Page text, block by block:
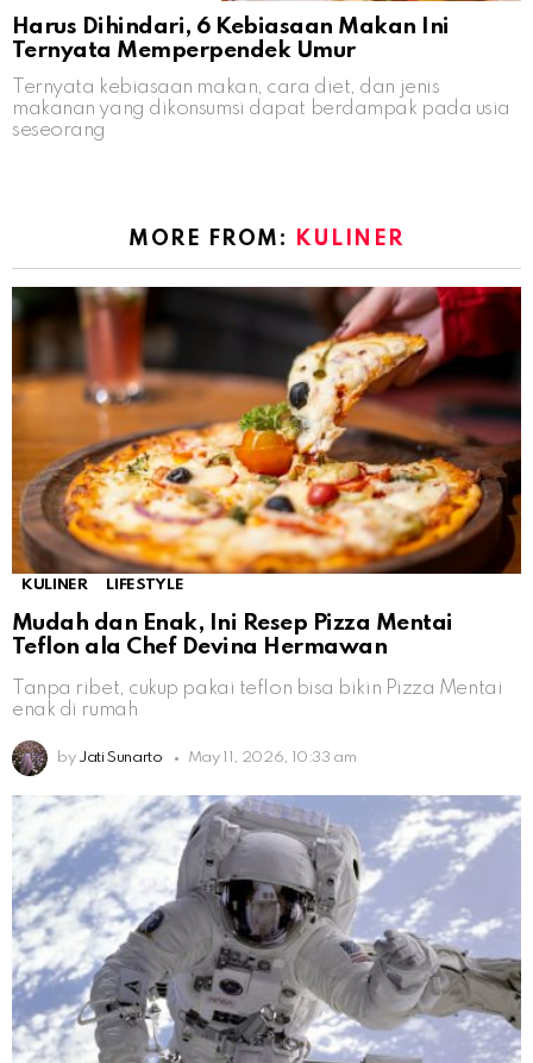
Harus Dihindari, 6 Kebiasaan Makan Ini
Ternyata Memperpendek Umur
Ternyata kebiasaan makan, cara diet, dan jenis
makanan yang dikonsumsi dapat berdampak pada usia
seseorang
MORE FROM: KULINER
KULINER LIFESTYLE
Mudah dan Enak, Ini Resep Pizza Mentai
Teflon ala Chef Devina Hermawan
Tanpa ribet, cukup pakai teflon bisa bikin Pizza Mentai
enak di rumah
by Jati Sunarto May 11, 2026, 10:33 am